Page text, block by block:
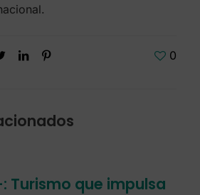
0
Turismo que impulsa